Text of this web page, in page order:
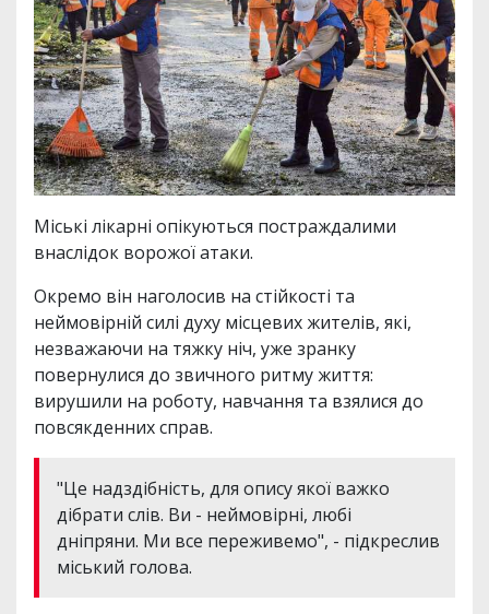
Міські лікарні опікуються постраждалими
внаслідок ворожої атаки.
Окремо він наголосив на стійкості та
неймовірній силі духу місцевих жителів, які,
незважаючи на тяжку ніч, уже зранку
повернулися до звичного ритму життя:
вирушили на роботу, навчання та взялися до
повсякденних справ.
"Це надздібність, для опису якої важко
дібрати слів. Ви - неймовірні, любі
дніпряни. Ми все переживемо", - підкреслив
міський голова.